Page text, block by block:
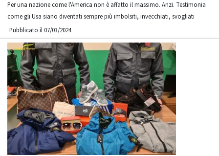
Per una nazione come l'America non è affatto il massimo. Anzi. Testimonia
come gli Usa siano diventati sempre più imbolsiti, invecchiati, svogliati
Pubblicato il 07/03/2024